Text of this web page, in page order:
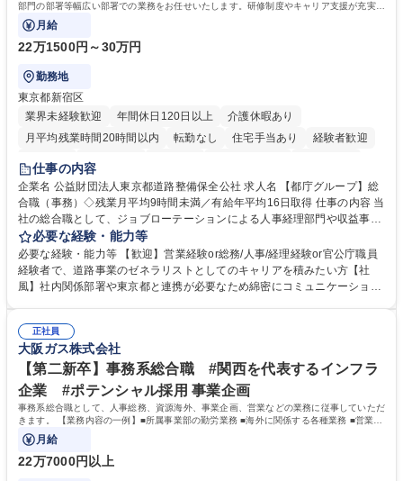
部門の部署等幅広い部署での業務をお任せいたします。研修制度やキャリア支援が充実し
ております！ ※下記業務詳細
月給
22万1500円～30万円
勤務地
東京都新宿区
業界未経験歓迎
年間休日120日以上
介護休暇あり
月平均残業時間20時間以内
転勤なし 住宅手当あり
経験者歓迎
研修あり
退職金あり
駅近5分以内
資格取得手当あり 食事補助あり
仕事の内容
企業名 公益財団法人東京都道路整備保全公社 求人名 【都庁グループ】総
合職（事務）◇残業月平均9時間未満／有給年平均16日取得 仕事の内容 当
社の総合職として、ジョブローテーションによる人事経理部門や収益事業
等のフロント部門の部署等幅広い部署での業務をお任せいたします。研修
制度やキャリア支援が充実しております！ ※下記業務詳細 【業務詳細】■
管理部門：広報、人事、経理など当公社の運営に係る管理業務 ■収益部
門：駐車場の新規開拓、管理運営、新宿駅西口広場の「イベントコーナ
道路施設や道路工事現場の見学ツアー事業 ※入社後は上記いずれかの部門
へ配属。※業務内容変更の範囲：会社の定める業務 募集職種 【都庁グル
ープ】総合職（事務）◇残業月平均9時間未満／有給年平均16日取得
必要な経験・能力等
必要な経験・能力等 【歓迎】営業経験or総務/人事/経理経験or官公庁職員
経験者で、道路事業のゼネラリストとしてのキャリアを積みたい方【社
風】社内関係部署や東京都と連携が必要なため綿密にコミュニケーション
部門など多岐に渡る業務を経験できます。 ■様々なプロジェクト：駐車場
事業の他、新宿駅西口広場内に設置された照明を兼ねた広告「ブライトサ
イン」の管理運営を行うなど、事業収益を生み出す活動を積極的に行って
います。 学歴・資格 学歴：大学院 大学 高専 短大 専修学校 高校 語学力：
資格：
正社員
大阪ガス株式会社
【第二新卒】事務系総合職 #関西を代表するインフラ
企業 #ポテンシャル採用 事業企画
事務系総合職として、人事総務、資源海外、事業企画、営業などの業務に従事していただ
きます。 【業務内容の一例】■所属事業部の勤労業務 ■海外に関係する各種業務 ■営業部
門の企画スタッフ、ルート営業
月給
22万7000円以上